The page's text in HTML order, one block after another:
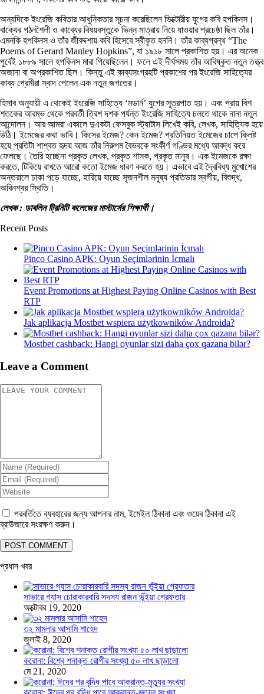
অন্যদিকে ইংরেজি কবিতার আধুনিকতার সূচনা করেছিলেন ভিক্টোরীয় যুগের কবি হপকিনস।
বাক্যের গঠনশৈলী ও কাব্যের বিষয়বস্তুকে ভিন্ন মাত্রায় নিয়ে যাওয়ার প্রচেষ্ঠা ছিল তাঁর।
এমনকি হপকিনস ও তাঁর জীবদ্দশায় কবি হিসেবে স্বীকৃত হননি। তাঁর কাব্যগ্রন্থ “The
Poems of Gerard Manley Hopkins”, যা ১৯১৮ সালে প্রকাশিত হয়। এর অনেক
পূর্বেই ১৮৮৯ সালে হপকিনস মারা গিয়েছিলেন। ফলে এই দীর্ঘসময় তাঁর আবিষ্কৃত নতুন তত্ত্ব
অজানা বা অপ্রকাশিত ছিল। কিন্তু এই কাব্যসংগ্রহটি প্রকাশের পর ইংরেজি সাহিত্যের
কাব্য প্রেমীরা স্বাদ পেলেন এক নতুন জগতের।
হিসাব অনুযায়ী এ থেকেই ইংরেজি সাহিত্যে ‘মডার্ন’ যুগের সূত্রপাত হয়। এবং প্রায় বিশ
শতকের আরম্ভ থেকে পরবর্তী ত্রিশ দশক পর্যন্ত ইংরেজি সাহিত্যে চলতে থাকে নানা নতুন
আন্দোলন। আর আমরা একালে দুএকটা ফেসবুক স্ট্যাটাস লিখেই কবি, লেখক, সাহিত্যিক হয়ে
উঠি। ইমেজের কথা ভাবি। কিসের ইমেজ? কেন ইমেজ? প্রতিনিয়ত ইমেজের চাপে ক্লিষ্ট
হয়ে প্রতিটা শাশ্বত হৃদয় আজ তাঁর নিরুপম বৈভবকে সংকীর্ণ গণ্ডির মধ্যে আবদ্ধ করে
ফেলছে। তৈরি হচ্ছেনা প্রকৃত লেখক, প্রকৃত শাসক, প্রকৃত মানুষ। এক ইমেজকে রক্ষা
করতে, টিকিয়ে রাখতে আরো কতো ইমেজ ধারণ করতে হয়। এভাবে এই দ্বৈবিধ্য মুখোশের
অন্তরালে ঢাকা পড়ে যাচ্ছে, হারিয়ে যাচ্ছে সৃজনশীল মনুষ্য প্রতিভার স্বর্গীয়, বিশুদ্ধ,
অবিনশ্বর স্থিতি।
লেখক : ডাবলিন ট্রিনিটি কলেজের মাস্টার্সের শিক্ষার্থী।
Recent Posts
Pinco Casino APK: Oyun Seçimlərinin İcmalı
Event Promotions at Highest Paying Online Casinos with Best
RTP
Jak aplikacja Mostbet wspiera użytkowników Androida?
Mostbet cashback: Hangi oyunlar sizi daha çox qazana bilər?
Leave a Comment
পরবর্তিতে ব্যবহারের জন্য আপনার নাম, ইমেইল ঠিকানা এবং ওয়েব ঠিকানা এই
ব্রাউজারে সংরক্ষণ করুন।
প্রধান খবর
সাভারে গ্যাস চোরাকারবারি সদস্য রাজন ভূঁইয়া গ্রেফতার
অক্টোবর 19, 2020
৩২ মামলার আসামি শাহেদ
জুলাই 8, 2020
করোনা: বিশ্বে শনাক্ত রোগীর সংখ্যা ৫০ লাখ ছাড়ালো
মে 21, 2020